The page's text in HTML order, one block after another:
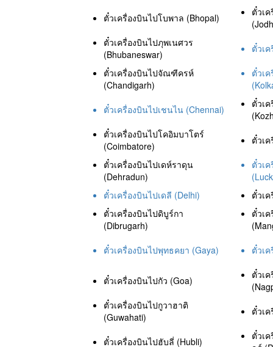
ตั๋วเครื่องบินไปโบพาล (Bhopal)
ตั๋วเ
ตั๋วเครื่องบินไปภุพเนศวร
(Bhubaneswar)
ตั๋วเ
ตั๋วเครื่องบินไปจัณฑีครห์
(Chandigarh)
ตั๋วเ
ตั๋วเครื่องบินไปเชนไน (Chennai)
ตั๋วเ
ตั๋วเครื่องบินไปโคอิมบาโตร์
(Coimbatore)
ตั๋วเ
ตั๋วเครื่องบินไปเดห์ราดุน
(Dehradun)
ตั๋วเ
ตั๋วเครื่องบินไปเดลี (Delhi)
ตั๋วเ
ตั๋วเครื่องบินไปดิบูร์กา
(Dibrugarh)
ตั๋วเ
ตั๋วเครื่องบินไปพุทธคยา (Gaya)
ตั๋วเ
ตั๋วเครื่องบินไปกัว (Goa)
ตั๋วเ
ตั๋วเครื่องบินไปกูวาฮาติ
(Guwahati)
ตั๋วเ
ตั๋วเครื่องบินไปฮับลี่ (Hubli)
ตั๋วเ